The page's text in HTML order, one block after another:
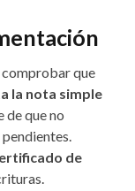
comprobar que
la nota simple
que no
de